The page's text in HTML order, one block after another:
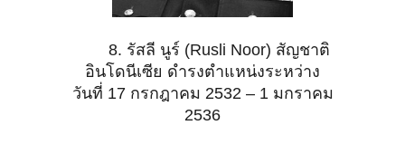
8. รัสลี นูร์ (Rusli Noor) สัญชาติ
อินโดนีเซีย ดำรงตำแหน่งระหว่าง
วันที่ 17 กรกฎาคม 2532 – 1 มกราคม
2536